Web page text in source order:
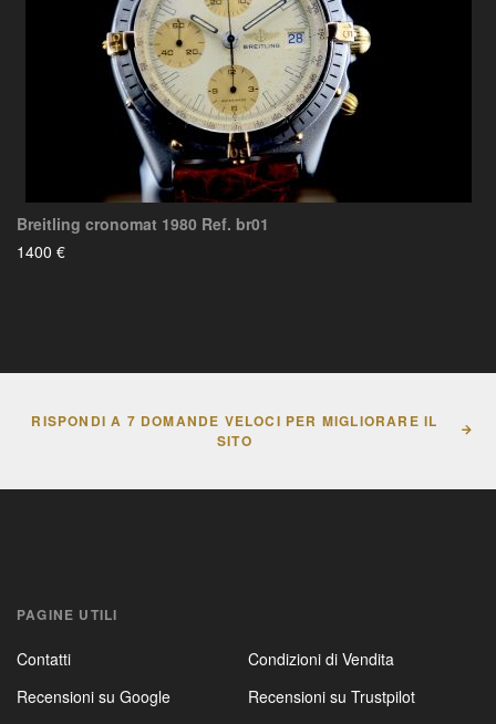
Breitling cronomat 1980 Ref. br01
1400 €
RISPONDI A 7 DOMANDE VELOCI PER MIGLIORARE IL
SITO
PAGINE UTILI
Contatti
Condizioni di Vendita
Recensioni su Google
Recensioni su Trustpilot